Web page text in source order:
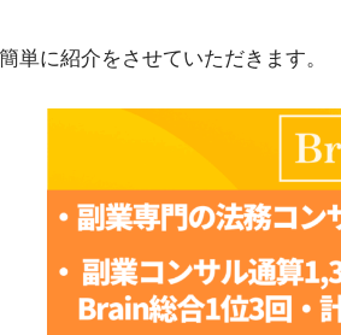
簡単に紹介をさせていただきます。